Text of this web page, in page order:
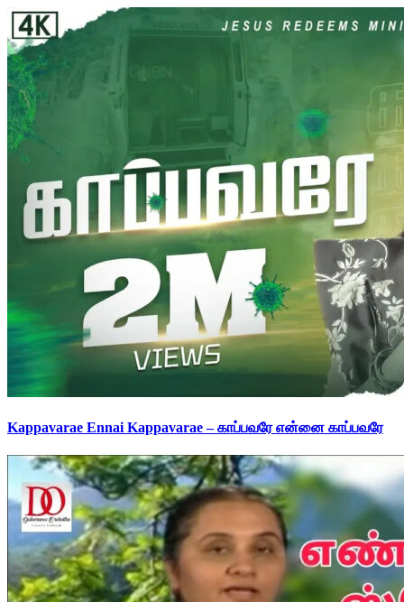
Kappavarae Ennai Kappavarae – காப்பவரே என்னை காப்பவரே